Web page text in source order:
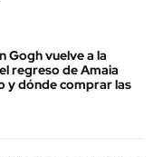
Gogh vuelve a la
regreso de Amaia
y dónde comprar las